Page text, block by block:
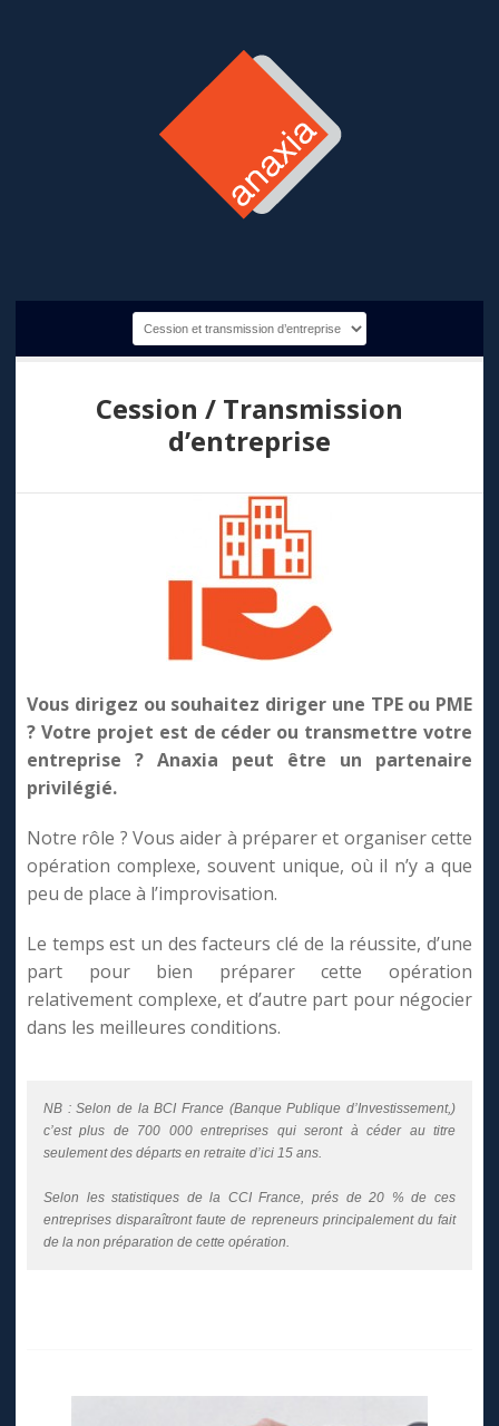
Cession / Transmission
d’entreprise
Vous dirigez ou souhaitez diriger une TPE ou PME
? Votre projet est de céder ou transmettre votre
entreprise ? Anaxia peut être un partenaire
privilégié.
Notre rôle ? Vous aider à préparer et organiser cette
opération complexe, souvent unique, où il n’y a que
peu de place à l’improvisation.
Le temps est un des facteurs clé de la réussite, d’une
part pour bien préparer cette opération
relativement complexe, et d’autre part pour négocier
dans les meilleures conditions.
NB : Selon de la BCI France (Banque Publique d’Investissement,)
c’est plus de 700 000 entreprises qui seront à céder au titre
seulement des départs en retraite d’ici 15 ans.
Selon les statistiques de la CCI France, prés de 20 % de ces
entreprises disparaîtront faute de repreneurs principalement du fait
de la non préparation de cette opération.